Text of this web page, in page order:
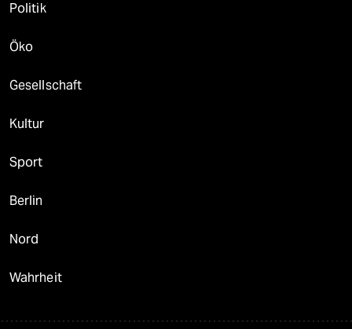
Politik
Öko
Gesellschaft
Kultur
Sport
Berlin
Nord
Wahrheit